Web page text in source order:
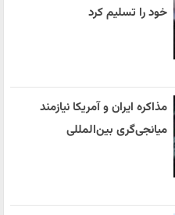
خود را تسلیم کرد
مذاکره ایران و آمریکا نیازمند
میانجی‌گری بین‌المللی